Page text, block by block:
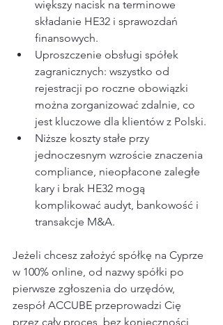
większy nacisk na terminowe
składanie HE32 i sprawozdań
finansowych.
Uproszczenie obsługi spółek
zagranicznych: wszystko od
rejestracji po roczne obowiązki
można zorganizować zdalnie, co
jest kluczowe dla klientów z Polski.
Niższe koszty stałe przy
jednoczesnym wzroście znaczenia
compliance, nieopłacone zaległe
kary i brak HE32 mogą
komplikować audyt, bankowość i
transakcje M&A.​
Jeżeli chcesz założyć spółkę na Cyprze
w 100% online, od nazwy spółki po
pierwsze zgłoszenia do urzędów,
zespół ACCUBE przeprowadzi Cię
przez cały proces, bez konieczności